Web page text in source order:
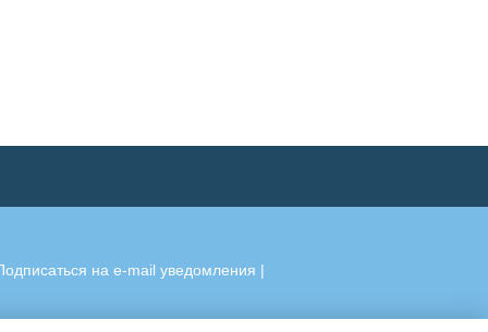
на e-mail уведомления |